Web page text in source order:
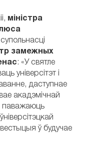
міністра
замежных
: «У святле
універсітэт і
даступнае
акадэмічнай
паважаюць
ў будучае